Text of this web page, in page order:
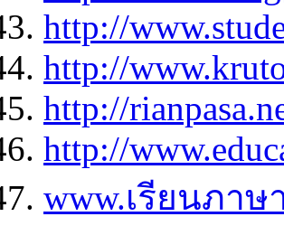
http://
http://
http://
http://
www.เรียนภาษ